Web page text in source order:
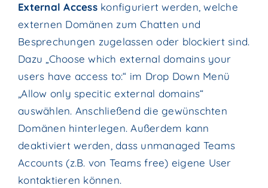
External Accesskonfiguriert werden, welche
externen Domänen zum Chatten und
Besprechungen zugelassen oder blockiert sind.
Dazu „Choose which external domains your
users have access to:“ im Drop Down Menü
„Allow only specitic external domains“
auswählen. Anschließend die gewünschten
Domänen hinterlegen. Außerdem kann
deaktiviert werden, dass unmanaged Teams
Accounts (z.B. von Teams free) eigene User
kontaktieren können.